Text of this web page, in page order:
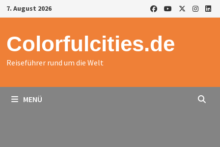
Zurück
zum
7. August 2026
Colorfulcities.de
Reiseführer rund um die Welt
MENÜ